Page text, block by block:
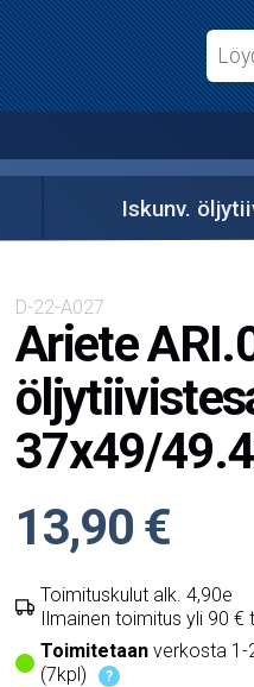
Iskunv.
D-22-A027
Ariete
37x49/
13,90 €
Toimituskulut alk. 4,90e
Ilmainen toimitus yli 90 €
Toimitetaanverkosta 1-
(7kpl)
?